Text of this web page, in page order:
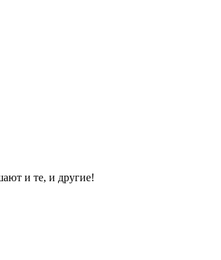
и те, и другие!